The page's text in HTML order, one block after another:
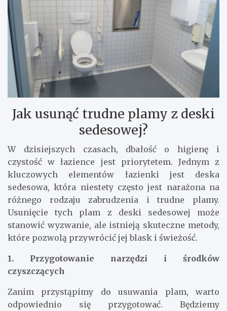
Jak usunąć trudne plamy z deski
sedesowej?
W dzisiejszych czasach, dbałość o higienę i
czystość w łazience jest priorytetem. Jednym z
kluczowych elementów łazienki jest deska
sedesowa, która niestety często jest narażona na
różnego rodzaju zabrudzenia i trudne plamy.
Usunięcie tych plam z deski sedesowej może
stanowić wyzwanie, ale istnieją skuteczne metody,
które pozwolą przywrócić jej blask i świeżość.
1. Przygotowanie narzędzi i środków
czyszczących
Zanim przystąpimy do usuwania plam, warto
odpowiednio się przygotować. Będziemy